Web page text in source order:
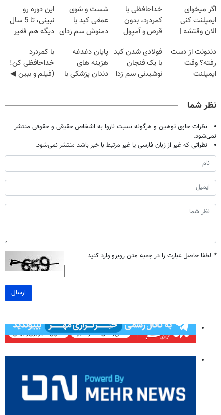
اگر میخوای
ایمپلنت کنی
الان وقتشه |
میلیون تومان!!!
خداحافظی با
کمردرد، بدون
قرص و آمپول
شست و شوی
عمقی کبد با
دمنوش سم زدای
این دوره رو
نبینی، تا 5 سال
دیگه هم فقیر
الان ثبت نام کن
دندونت از دست
رفته؟ وقت
ایمپلنت
فولادی شدن کبد
با یک فنجان
نوشیدنی سم زدا
پایان دغدغه
هزینه های
دندان پزشکی با
با کمردرد
خداحافظی کن!
(فیلم و ببین ◀
نظر شما
نظرات حاوی توهین و هرگونه نسبت ناروا به اشخاص حقیقی و حقوقی منتشر
نمی‌شود.
نظراتی که غیر از زبان فارسی یا غیر مرتبط با خبر باشد منتشر نمی‌شود.
* لطفا حاصل عبارت را در جعبه متن روبرو وارد کنید
ارسال